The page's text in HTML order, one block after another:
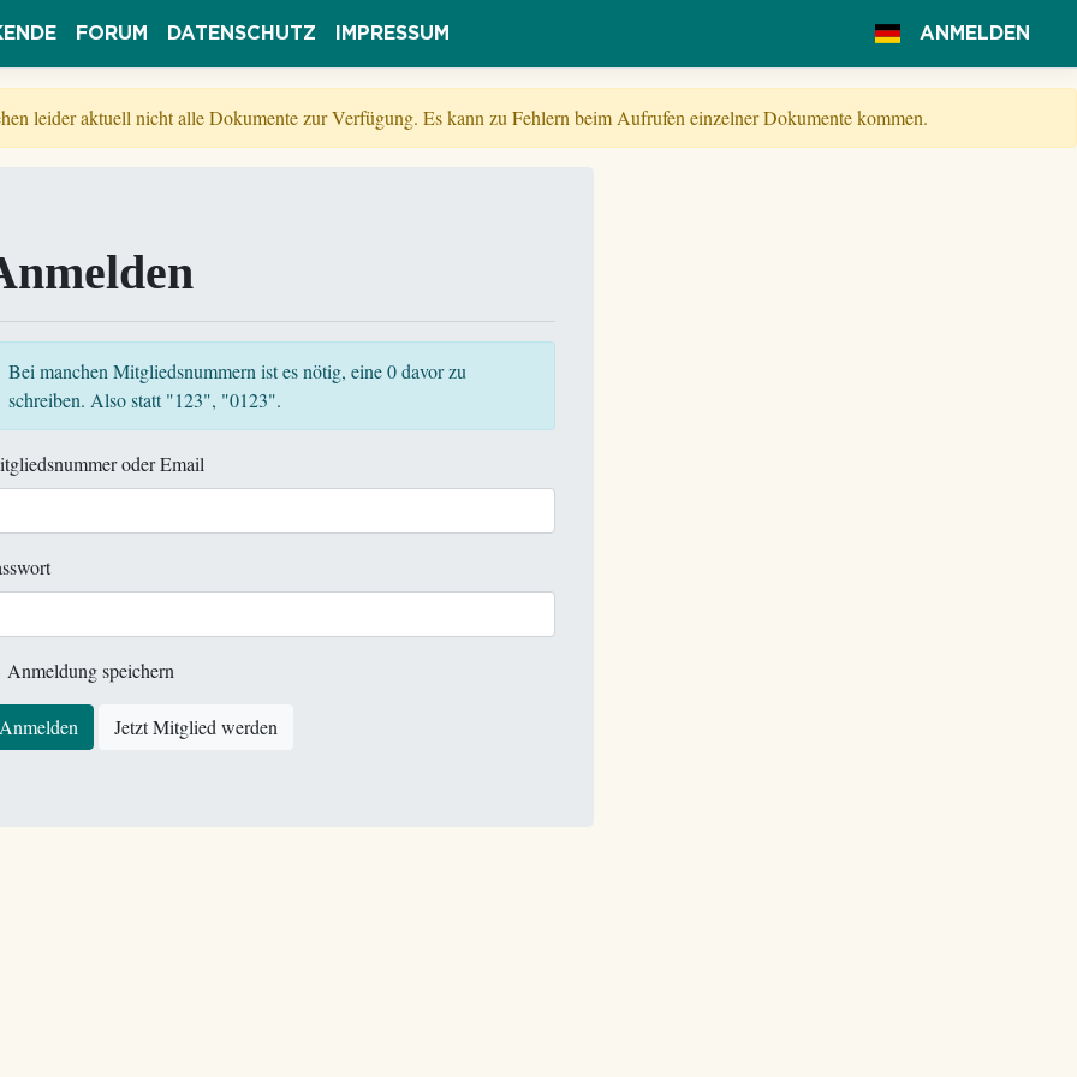
FORUM DATENSCHUTZ IMPRESSUM ANMELDEN
leider aktuell nicht alle Dokumente zur Verfügung. Es kann zu Fehlern beim Aufrufen einzelner Dokumente kommen.
Bei manchen Mitgliedsnummern ist es nötig, eine 0 davor zu
schreiben. Also statt "123", "0123".
oder Email
Anmeldung speichern
Anmelden Jetzt Mitglied werden